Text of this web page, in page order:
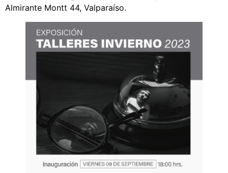
Almirante Montt 44, Valparaíso.